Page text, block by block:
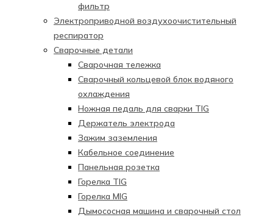
фильтр
Электроприводной воздухоочистительный
респиратор
Сварочные детали
Сварочная тележка
Сварочный кольцевой блок водяного
охлаждения
Ножная педаль для сварки TIG
Держатель электрода
Зажим заземления
Кабельное соединение
Панельная розетка
Горелка TIG
Горелка MIG
Дымососная машина и сварочный стол